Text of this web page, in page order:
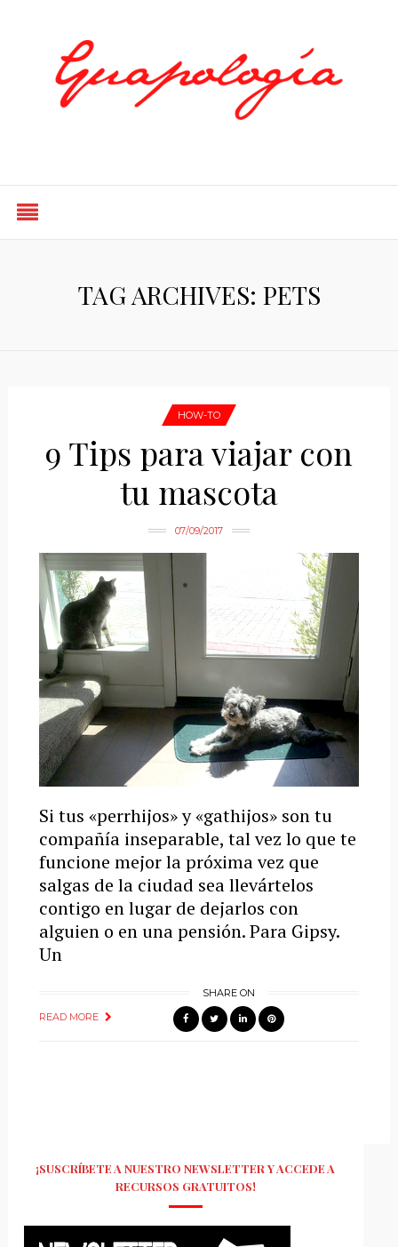
TAG ARCHIVES: PETS
HOW-TO
9 Tips para viajar con
tu mascota
07/09/2017
Si tus «perrhijos» y «gathijos» son tu
compañía inseparable, tal vez lo que te
funcione mejor la próxima vez que
salgas de la ciudad sea llevártelos
contigo en lugar de dejarlos con
alguien o en una pensión. Para Gipsy.
Un
READ MORE
SHARE ON
¡SUSCRÍBETE A NUESTRO NEWSLETTER Y ACCEDE A
RECURSOS GRATUITOS!